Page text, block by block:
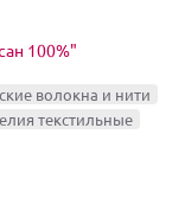
100%"
волокна и нити
текстильные